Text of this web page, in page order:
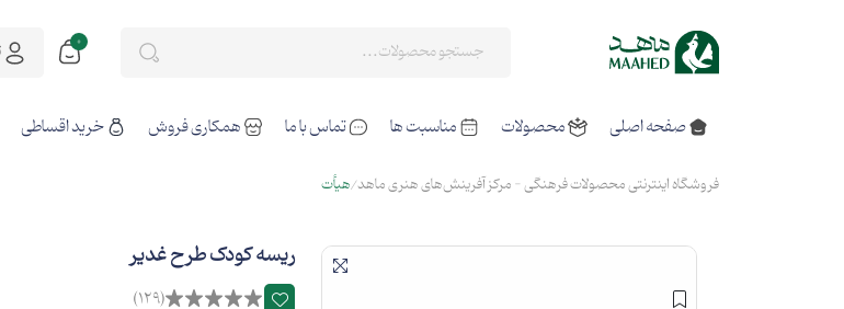
0
صفحه اصلی محصولات مناسبت ها تماس با ما همکاری فروش خرید اقساطی
فروشگاه اینترنتی محصولات فرهنگی - مرکز آفرینش‌های هنری ماهد هیأت
ریسه کودک طرح غدیر
(129)